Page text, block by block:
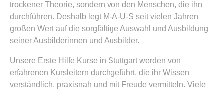
trockener Theorie, sondern von den Menschen, die ihn
durchführen. Deshalb legt M-A-U-S seit vielen Jahren
großen Wert auf die sorgfältige Auswahl und Ausbildung
seiner Ausbilderinnen und Ausbilder.
Unsere Erste Hilfe Kurse in Stuttgart werden von
erfahrenen Kursleitern durchgeführt, die ihr Wissen
verständlich, praxisnah und mit Freude vermitteln. Viele